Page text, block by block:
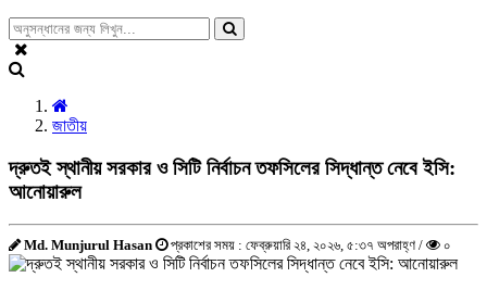
জাতীয়
দ্রুতই স্থানীয় সরকার ও সিটি নির্বাচন তফসিলের সিদ্ধান্ত নেবে ইসি:
আনোয়ারুল
Md. Munjurul Hasan প্রকাশের সময় : ফেব্রুয়ারি ২৪, ২০২৬, ৫:৩৭ অপরাহ্ণ / ০